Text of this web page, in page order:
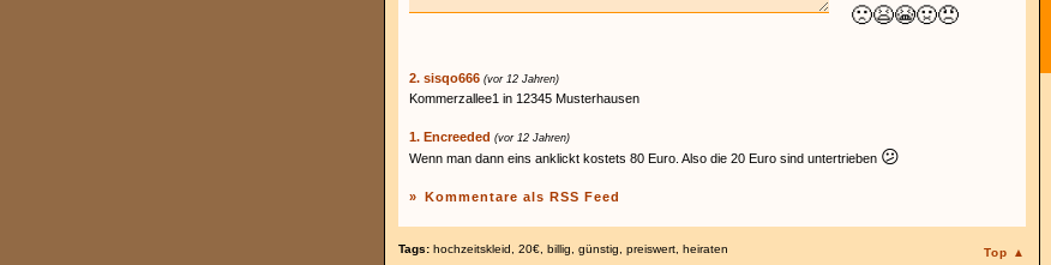
🙁😫😭🤢😠
2. sisqo666 (vor 12 Jahren)
Kommerzallee1 in 12345 Musterhausen
1. Encreeded (vor 12 Jahren)
Wenn man dann eins anklickt kostets 80 Euro. Also die 20 Euro sind untertrieben 😕
» Kommentare als RSS Feed
Top ▲
Tags: hochzeitskleid 20€ billig günstig preiswert heiraten